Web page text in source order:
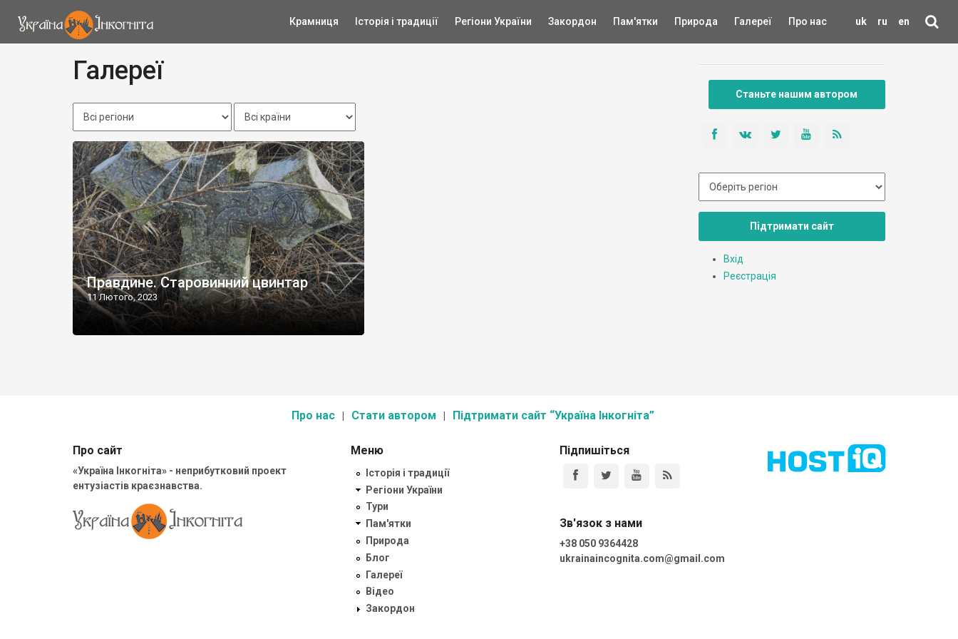
uk ru en
Крамниця Історія і традиції Регіони України Закордон Пам'ятки Природа Галереї Про нас
Галереї
Правдине. Старовинний цвинтар
11 Лютого, 2023
Станьте нашим автором
Підтримати сайт
Вхід
Реєстрація
Про нас Стати автором Підтримати сайт “Україна Інкогніта”
Про сайт
«Україна Інкогніта» - неприбутковий проект
ентузіастів краєзнавства.
Меню
Історія і традиції
Регіони України
Тури
Пам'ятки
Природа
Блог
Галереї
Відео
Закордон
Підпишіться
Зв'язок з нами
+38 050 9364428
ukrainaincognita.com@gmail.com